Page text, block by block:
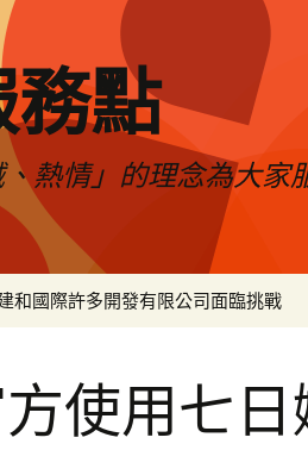
點
熱情」的理念為大
和國際許多開發有限公司面臨挑戰
使用七日